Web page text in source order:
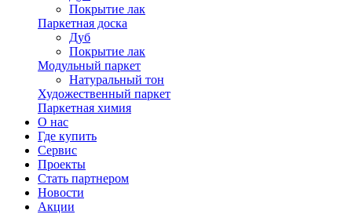
Покрытие лак
Паркетная доска
Дуб
Покрытие лак
Модульный паркет
Натуральный тон
Художественный паркет
Паркетная химия
О нас
Где купить
Сервис
Проекты
Стать партнером
Новости
Акции